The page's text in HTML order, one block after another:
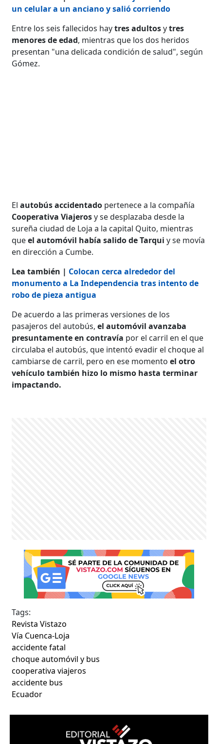
un celular a un anciano y salió corriendo
Entre los seis fallecidos haytres adultosytres
menores de edad, mientras que los dos heridos
presentan "una delicada condición de salud", según
Gómez.
El autobús accidentado pertenece a la compañía
Cooperativa Viajerosy se desplazaba desde la
sureña ciudad de Loja a la capital Quito, mientras
queel automóvil había salido de Tarquiy se movía
en dirección a Cumbe.
Lea también | Colocan cerca alrededor del
monumento a La Independencia tras intento de
robo de pieza antigua
De acuerdo a las primeras versiones de los
pasajeros del autobús,el automóvil avanzaba
presuntamente en contravía por el carril en el que
circulaba el autobús, que intentó evadir el choque al
cambiarse de carril, pero en ese momento el otro
vehículo también hizo lo mismo hasta terminar
impactando.
Tags:
Revista Vistazo
Vía Cuenca-Loja
accidente fatal
choque automóvil y bus
cooperativa viajeros
accidente bus
Ecuador